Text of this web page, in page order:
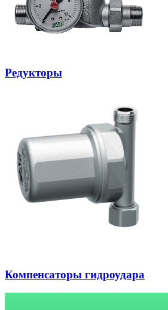
Редукторы
Компенсаторы гидроудара